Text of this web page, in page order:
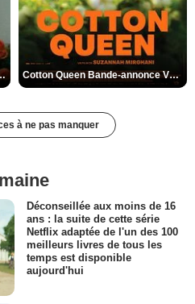
annonce VO STFR Cotton Queen Bande-annonce VO STFR
à ne pas manquer
Déconseillée aux moins de 16
ans : la suite de cette série
Netflix adaptée de l'un des 100
meilleurs livres de tous les
temps est disponible
aujourd'hui